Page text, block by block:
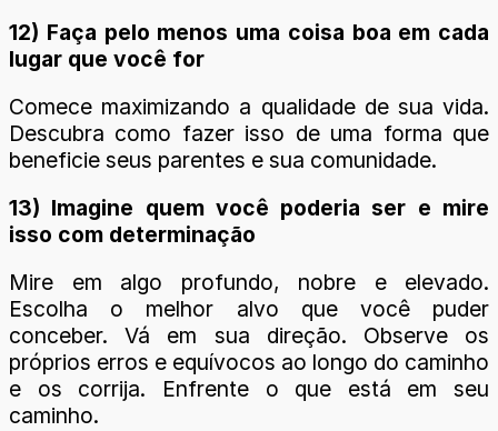
12) Faça pelo menos uma coisa boa em cada
lugar que você for
Comece maximizando a qualidade de sua vida.
Descubra como fazer isso de uma forma que
beneficie seus parentes e sua comunidade.
13) Imagine quem você poderia ser e mire
isso com determinação
Mire em algo profundo, nobre e elevado.
Escolha o melhor alvo que você puder
conceber. Vá em sua direção. Observe os
próprios erros e equívocos ao longo do caminho
e os corrija. Enfrente o que está em seu
caminho.